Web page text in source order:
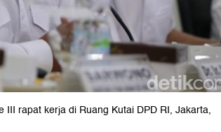
rapat kerja di Ruang Kutai DPD RI, Jakarta,